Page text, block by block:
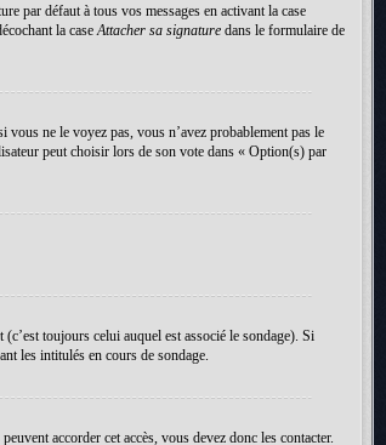
par défaut à tous vos messages en activant la case
la caseAttacher sa signature dans le formulaire de
vous ne le voyez pas, vous n’avez probablement pas le
peut choisir lors de son vote dans « Option(s) par
(c’est toujours celui auquel est associé le sondage). Si
les intitulés en cours de sondage.
accorder cet accès, vous devez donc les contacter.